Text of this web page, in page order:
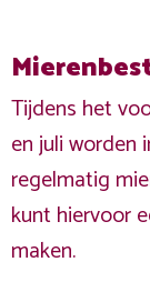
Tijdens het
en juli worden
regelmatig
kunt hiervoor
maken.